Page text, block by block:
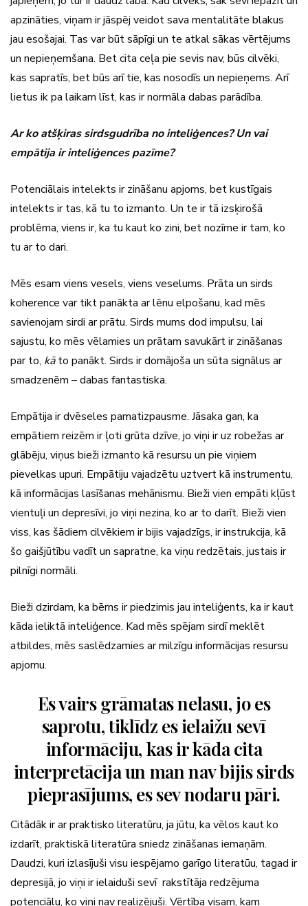
apzināties, viņam ir jāspēj veidot sava mentalitāte blakus
jau esošajai. Tas var būt sāpīgi un te atkal sākas vērtējums
un nepieņemšana. Bet cita ceļa pie sevis nav, būs cilvēki,
kas sapratīs, bet būs arī tie, kas nosodīs un nepieņems. Arī
lietus ik pa laikam līst, kas ir normāla dabas parādība.
Ar ko atšķiras sirdsgudrība no inteliģences? Un vai
empātija ir inteliģences pazīme?
Potenciālais intelekts ir zināšanu apjoms, bet kustīgais
intelekts ir tas, kā tu to izmanto. Un te ir tā izsķirošā
problēma, viens ir, ka tu kaut ko zini, bet nozīme ir tam, ko
tu ar to dari.
Mēs esam viens vesels, viens veselums. Prāta un sirds
koherence var tikt panākta ar lēnu elpošanu, kad mēs
savienojam sirdi ar prātu. Sirds mums dod impulsu, lai
sajustu, ko mēs vēlamies un prātam savukārt ir zināšanas
par to, kāto panākt. Sirds ir domājoša un sūta signālus ar
smadzenēm – dabas fantastiska.
Empātija ir dvēseles pamatizpausme. Jāsaka gan, ka
empātiem reizēm ir ļoti grūta dzīve, jo viņi ir uz robežas ar
glābēju, viņus bieži izmanto kā resursu un pie viņiem
pievelkas upuri. Empātiju vajadzētu uztvert kā instrumentu,
kā informācijas lasīšanas mehānismu. Bieži vien empāti kļūst
vientuļi un depresīvi, jo viņi nezina, ko ar to darīt. Bieži vien
viss, kas šādiem cilvēkiem ir bijis vajadzīgs, ir instrukcija, kā
šo gaišjūtību vadīt un sapratne, ka viņu redzētais, justais ir
pilnīgi normāli.
Bieži dzirdam, ka bērns ir piedzimis jau inteliģents, ka ir kaut
kāda ieliktā inteliģence. Kad mēs spējam sirdī meklēt
atbildes, mēs saslēdzamies ar milzīgu informācijas resursu
apjomu.
Es vairs grāmatas nelasu, jo es
saprotu, tiklīdz es ielaižu sevī
informāciju, kas ir kāda cita
interpretācija un man nav bijis sirds
pieprasījums, es sev nodaru pāri.
Citādāk ir ar praktisko literatūru, ja jūtu, ka vēlos kaut ko
izdarīt, praktiskā literatūra sniedz zināšanas iemaņām.
Daudzi, kuri izlasījuši visu iespējamo garīgo literatūu, tagad ir
depresijā, jo viņi ir ielaiduši sevī rakstītāja redzējuma
potenciālu, ko viņi nav realizējuši. Vērtība visam, kam